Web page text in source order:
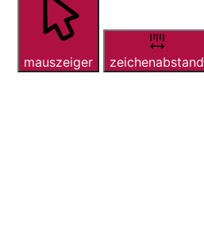
mauszeiger zeichenabstand